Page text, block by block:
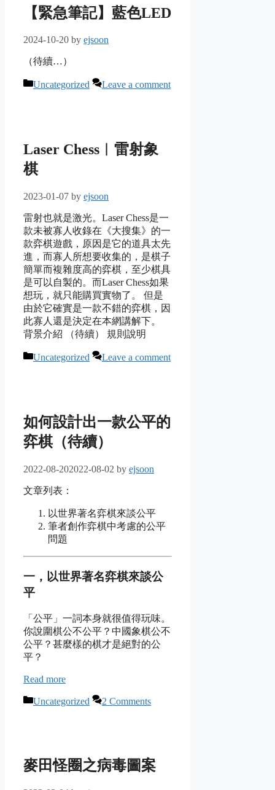
【緊急筆記】藍色LED
2024-10-20 by ejsoon
（待續…）
Categories
Uncategorized Leave a comment
Laser Chess︱雷射象
棋
2023-01-07 by ejsoon
雷射也就是激光。Laser Chess是一
款未被寡人收錄在《大搜集》的一
款弈棋遊戲，原因是它的道具太先
進，而寡人所想要收集的，是棋子
簡單而複雜度高的弈棋，至少棋具
是可以自製的。而Laser Chess如果
想玩，就只能購買實物了。 但是
由於它確實是一款不錯的弈棋，因
此寡人還是決定在本網講解下。
背景介紹 （待續） 規則說明
Categories
Uncategorized Leave a comment
如何設計出一款公平的
弈棋（待續）
2022-08-202022-08-02 by ejsoon
文章列表：
以世界著名弈棋來談公平
筆者創作弈棋中考慮的公平
問題
一，以世界著名弈棋來談公
平
「公平」一詞本身就很值得玩味。
你說圍棋公不公平？中國象棋公不
公平？甚麼樣的棋才是絕對的公
平？
Read more
Categories
Uncategorized 2 Comments
麥田怪圈之病毒圖案